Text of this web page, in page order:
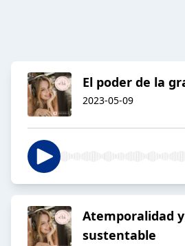
El poder de la
2023-05-09
Atemporalidad
sustentable